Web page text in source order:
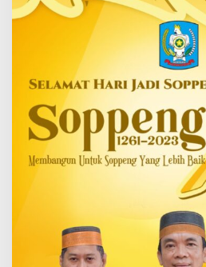
Soppeng
Yang
Lebih
Baik.